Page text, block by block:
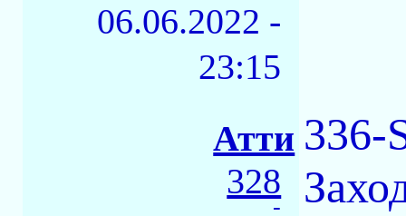
06.06.2022 -
23:15
Атти
328
-
336-